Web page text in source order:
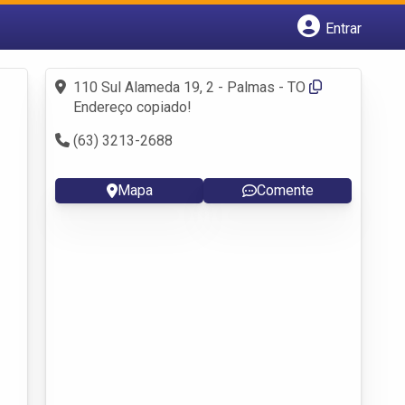
Entrar
Fazer login
Criar conta
110 Sul Alameda 19, 2 - Palmas - TO
Endereço copiado!
(63) 3213-2688
Mapa Comente